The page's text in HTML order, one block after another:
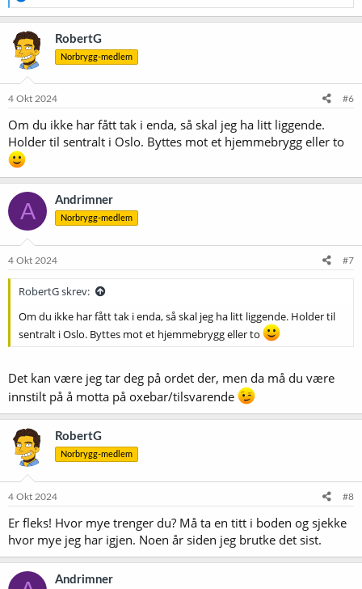
e
a
k
s
j
o
e
RobertG
Norbrygg-medlem
4 Okt 2024 #6
Om du ikke har fått tak i enda, så skal jeg ha litt liggende.
Holder til sentralt i Oslo. Byttes mot et hjemmebrygg eller to
A Andrimner
Norbrygg-medlem
4 Okt 2024 #7
RobertG skrev:
Om du ikke har fått tak i enda, så skal jeg ha litt liggende. Holder til
sentralt i Oslo. Byttes mot et hjemmebrygg eller to
Det kan være jeg tar deg på ordet der, men da må du være
innstilt på å motta på oxebar/tilsvarende
RobertG
Norbrygg-medlem
4 Okt 2024 #8
Er fleks! Hvor mye trenger du? Må ta en titt i boden og sjekke
hvor mye jeg har igjen. Noen år siden jeg brutke det sist.
Andrimner